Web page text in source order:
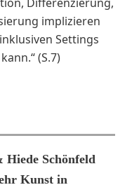
implizieren
Settings
(S.7)
Schönfeld
Kunst in